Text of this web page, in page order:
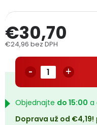
Podmienky ochrany
Přihlášení
€30,70
€24,96 bez DPH
Objednajte do 15:00 a
Doprava už od €4,19!